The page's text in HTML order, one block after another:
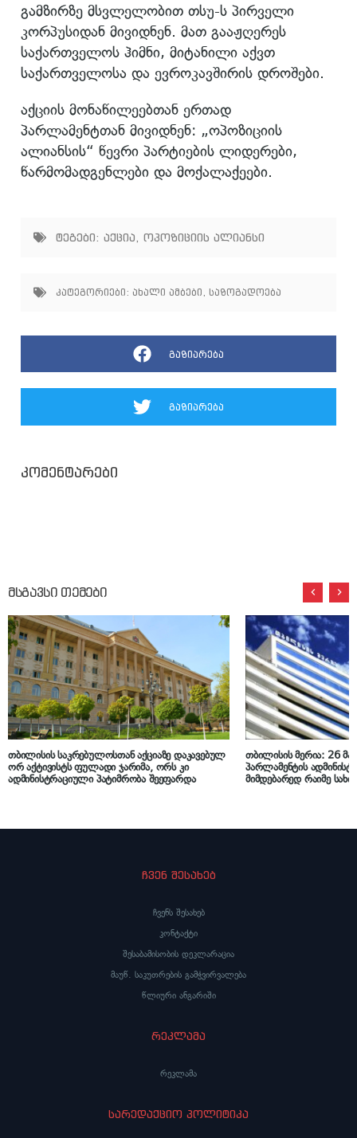
გამზირზე მსვლელობით თსუ-ს პირველი
კორპუსიდან მივიდნენ. მათ გააჟღერეს
საქართველოს ჰიმნი, მიტანილი აქვთ
საქართველოსა და ევროკავშირის დროშები.
აქციის მონაწილეებთან ერთად
პარლამენტთან მივიდნენ: „ოპოზიციის
ალიანსის“ წევრი პარტიების ლიდერები,
წარმომადგენლები და მოქალაქეები.
ტეგები: აქცია, ოპოზიციის ალიანსი
კატეგორიები: ახალი ამბები , საზოგადოება
გაზიარება
გაზიარება
კომენტარები
მსგავსი თემები
თბილისის საკრებულოსთან აქციაზე დაკავებულ
ორ აქტივისტს ფულადი ჯარიმა, ორს კი
ადმინისტრაციული პატიმრობა შეეფარდა
თბილისის მერია: 26
პარლამენტის
მიმდებარედ რაიმე
ჩვენ შესახებ
ჩვენს შესახებ
კონტაქტი
შესაბამისობის დეკლარაცია
მაუწ. საკუთრების გამჭვირვალება
წლიური ანგარიში
რეკლამა
რეკლამა
სარედაქციო პოლიტიკა